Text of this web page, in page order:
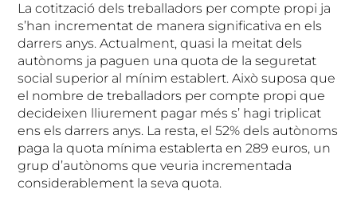
La cotització dels treballadors per compte propi ja
s’han incrementat de manera significativa en els
darrers anys. Actualment, quasi la meitat dels
autònoms ja paguen una quota de la seguretat
social superior al mínim establert. Això suposa que
el nombre de treballadors per compte propi que
decideixen lliurement pagar més s’ hagi triplicat
ens els darrers anys. La resta, el 52% dels autònoms
paga la quota mínima establerta en 289 euros, un
grup d’autònoms que veuria incrementada
considerablement la seva quota.